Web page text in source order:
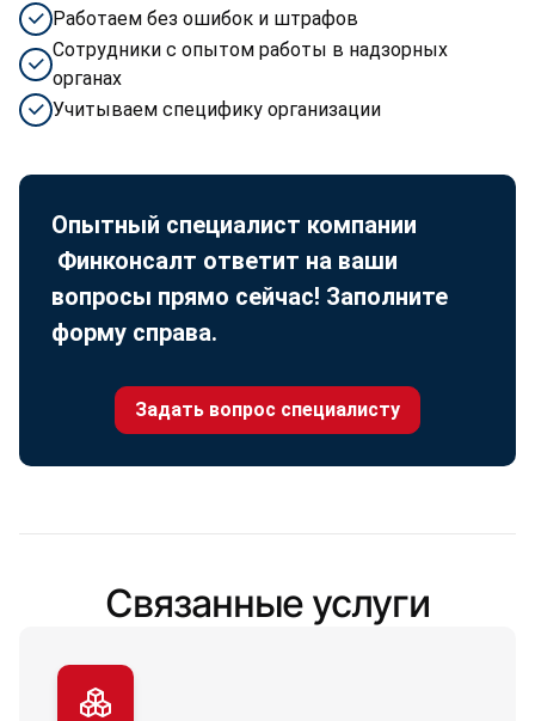
Работаем без ошибок и штрафов
Сотрудники с опытом работы в надзорных
органах
Учитываем специфику организации
Опытный специалист компании
Финконсалт ответит на ваши
вопросы прямо сейчас! Заполните
форму справа.
Задать вопрос специалисту
Связанные услуги